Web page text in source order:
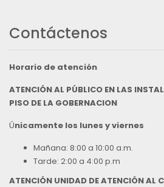
Contáctenos
Horario de atención
ATENCIÓN AL PÚBLICO EN LAS
PISO DE LA GOBERNACION
Únicamente los lunes y viernes
Mañana: 8:00 a 10:00 a.m.
Tarde: 2:00 a 4:00 p.m
ATENCIÓN UNIDAD DE ATENCIÓN AL